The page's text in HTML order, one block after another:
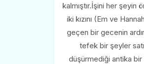
kalmıştır.İşini her
iki kızını (Em ve
geçen bir gecenin
tefek bir şeyler
düşürmediği antika